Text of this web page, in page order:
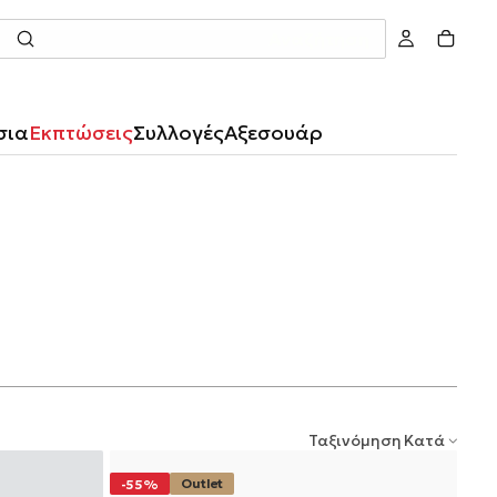
ΕκπτώσειςΣυλλογέςΑξεσουάρ
Ταξινόμηση Κατά
-55% Outlet